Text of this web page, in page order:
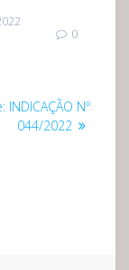
0
Post
seguinte:
INDICAÇÃO Nº
044/2022